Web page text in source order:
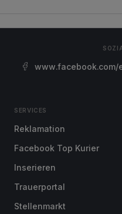
www.facebook.com/
SERVICES
Reklamation
Facebook Top Kurier
Inserieren
Trauerportal
Stellenmarkt